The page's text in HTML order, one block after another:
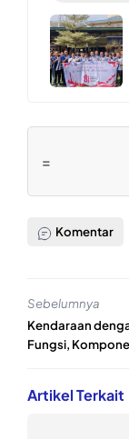
=
Komentar
Sebelumnya
Kendaraan
Fungsi,
Artikel Terkait